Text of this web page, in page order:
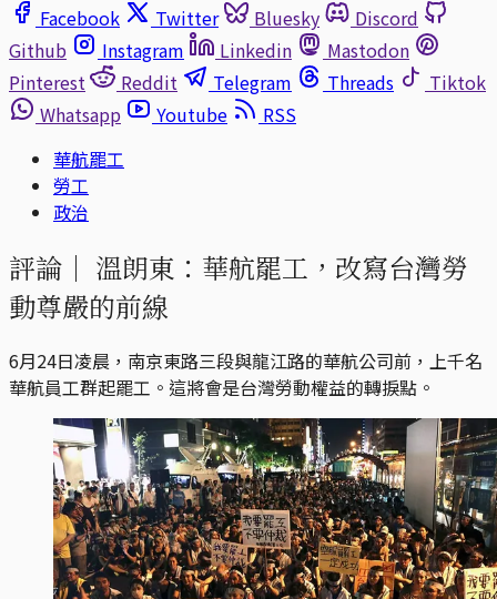
Facebook
Twitter Bluesky
Discord
Github
Instagram Linkedin
Mastodon
Pinterest
Reddit Telegram Threads
Tiktok
Whatsapp
Youtube
RSS
華航罷工
勞工
政治
評論｜ 溫朗東：華航罷工，改寫台灣勞
動尊嚴的前線
6月24日凌晨，南京東路三段與龍江路的華航公司前，上千名
華航員工群起罷工。這將會是台灣勞動權益的轉捩點。